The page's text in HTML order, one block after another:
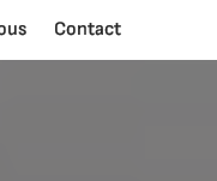
Contact